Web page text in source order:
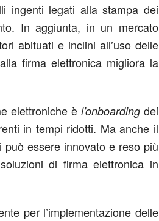
ingenti legati alla stampa dei
In aggiunta, in un mercato
abituati e inclini all’uso delle
firma elettronica migliora la
elettroniche è l’onboarding dei
in tempi ridotti. Ma anche il
essere innovato e reso più
di firma elettronica in
per l’implementazione delle